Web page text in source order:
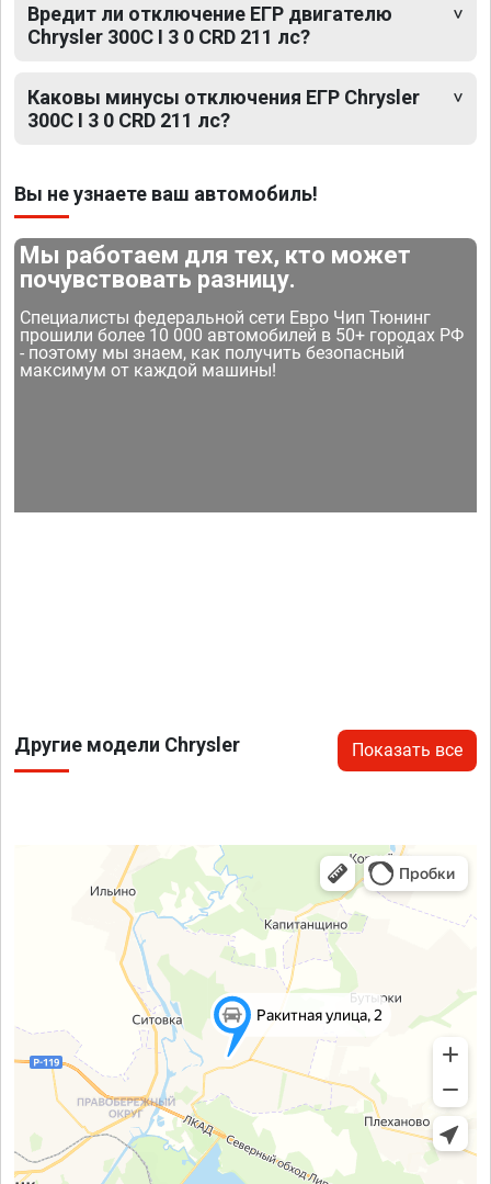
Вредит ли отключение ЕГР двигателю
Chrysler 300C I 3 0 CRD 211 лс?
Каковы минусы отключения ЕГР Chrysler
300C I 3 0 CRD 211 лс?
Вы не узнаете ваш автомобиль!
Мы работаем для тех, кто может
почувствовать разницу.
Специалисты федеральной сети Евро Чип Тюнинг
прошили более 10 000 автомобилей в 50+ городах РФ
- поэтому мы знаем, как получить безопасный
максимум от каждой машины!
Другие модели Chrysler Показать все